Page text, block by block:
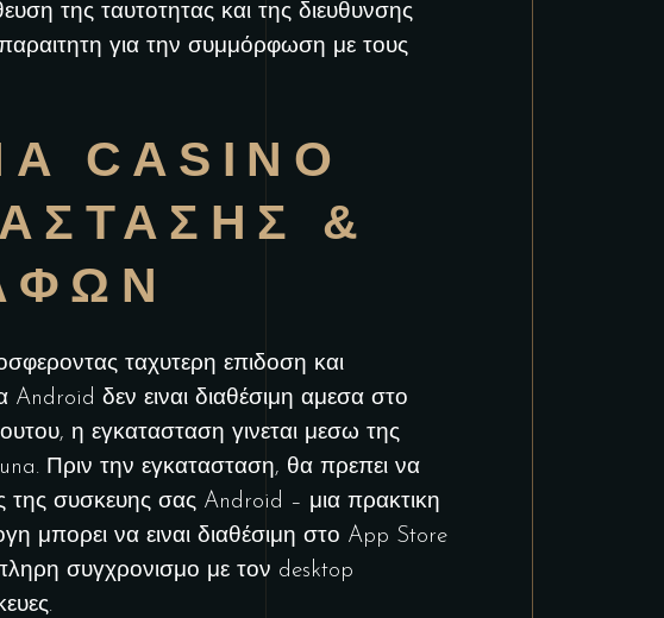
της ταυτοτητας και της διευθυνσης
για την συμμόρφωση με τους
CASINO
&
ταχυτερη επιδοση και
δεν ειναι διαθέσιμη αμεσα στο
η εγκατασταση γινεται μεσω της
Πριν την εγκατασταση, θα πρεπει να
της συσκευης σας Android – μια πρακτικη
μπορει να ειναι διαθέσιμη στο App Store
συγχρονισμο με τον desktop